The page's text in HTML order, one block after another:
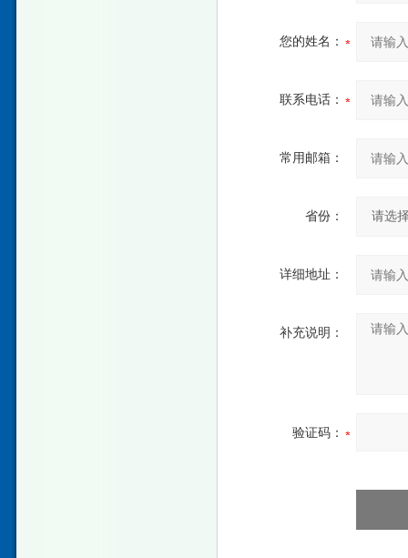
您的姓名：
联系电话：
常用邮箱：
省份：
详细地址：
补充说明：
验证码：